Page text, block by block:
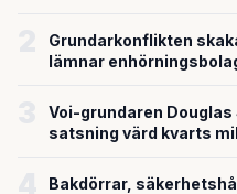
Grundarkonflikten
lämnar
Voi-grundaren
satsning värd kvarts
Bakdörrar,